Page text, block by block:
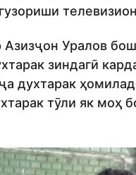
Уралов
зиндагӣ
духтарак
тӯли як моҳ